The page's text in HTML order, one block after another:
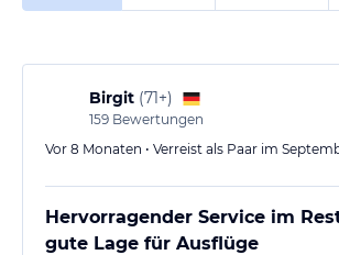
Birgit (71+)
159 Bewertungen
Vor 8 Monaten • Verreist als Paar im
Hervorragender Service im
gute Lage für Ausflüge